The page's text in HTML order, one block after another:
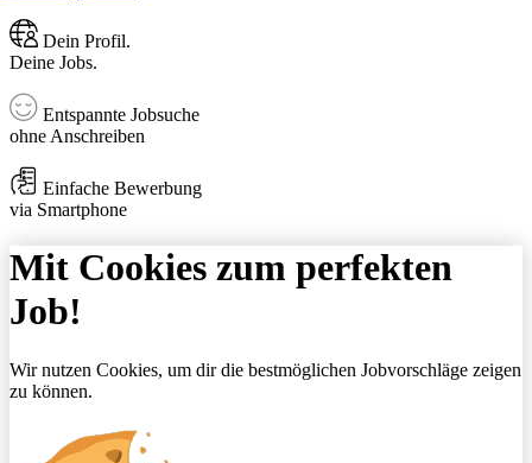
Dein Profil.
Deine Jobs.
Entspannte Jobsuche
ohne Anschreiben
Einfache Bewerbung
via Smartphone
Mit Cookies zum perfekten
Job!
Wir nutzen Cookies, um dir die bestmöglichen Jobvorschläge zeigen
zu können.